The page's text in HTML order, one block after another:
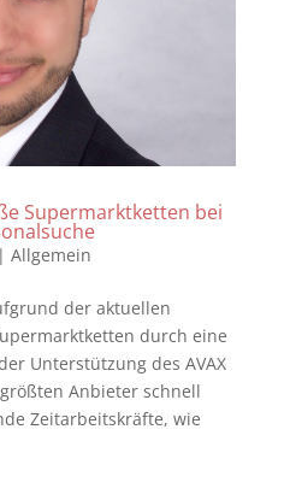
Supermarktketten bei
Allgemein
der aktuellen
durch eine
Unterstützung des AVAX
Anbieter schnell
Zeitarbeitskräfte, wie